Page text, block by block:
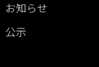
お知らせ
公示